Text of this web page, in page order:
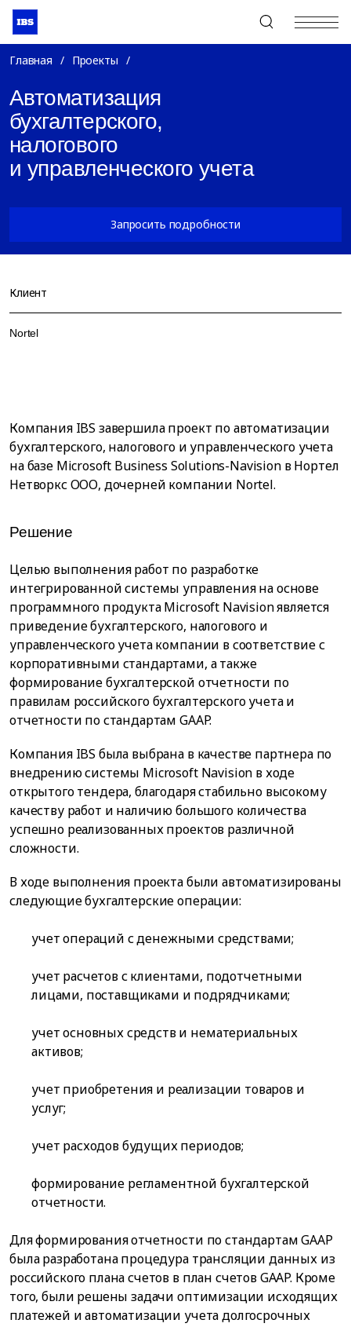
+7 (495) 967-80-80
Главная / Проекты /
Автоматизация
бухгалтерского,
налогового
и управленческого учета
Запросить подробности
Клиент
Nortel
Компания IBS завершила проект по автоматизации
бухгалтерского, налогового и управленческого учета
на базе Microsoft Business Solutions-Navision в Нортел
Нетворкс ООО, дочерней компании Nortel.
Решение
Целью выполнения работ по разработке
интегрированной системы управления на основе
программного продукта Microsoft Navision является
приведение бухгалтерского, налогового и
управленческого учета компании в соответствие с
корпоративными стандартами, а также
формирование бухгалтерской отчетности по
правилам российского бухгалтерского учета и
отчетности по стандартам GAAP.
Компания IBS была выбрана в качестве партнера по
внедрению системы Microsoft Navision в ходе
открытого тендера, благодаря стабильно высокому
качеству работ и наличию большого количества
успешно реализованных проектов различной
сложности.
В ходе выполнения проекта были автоматизированы
следующие бухгалтерские операции:
учет операций с денежными средствами;
учет расчетов с клиентами, подотчетными
лицами, поставщиками и подрядчиками;
учет основных средств и нематериальных
активов;
учет приобретения и реализации товаров и
услуг;
учет расходов будущих периодов;
формирование регламентной бухгалтерской
отчетности.
Для формирования отчетности по стандартам GAAP
была разработана процедура трансляции данных из
российского плана счетов в план счетов GAAP. Кроме
того, были решены задачи оптимизации исходящих
платежей и автоматизации учета долгосрочных